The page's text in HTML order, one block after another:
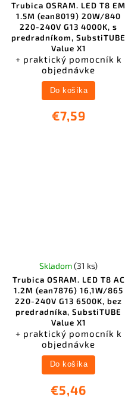
Trubica OSRAM. LED T8 EM
1.5M (ean8019) 20W/840
220-240V G13 4000K, s
predradníkom, SubstiTUBE
Value X1
+ praktický pomocník k
objednávke
€7,59
Do košíka
Trubica OSRAM. LED T8 AC
1.2M (ean7876) 16,1W/865
220-240V G13 6500K, bez
predradníka, SubstiTUBE
Value X1
+ praktický pomocník k
objednávke
Skladom(31 ks)
€5,46
Do košíka